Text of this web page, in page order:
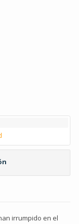
irrumpido en el